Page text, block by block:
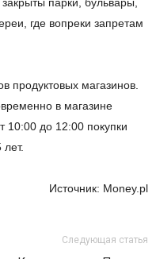
парки, бульвары,
где вопреки запретам
продуктовых магазинов.
в магазине
10:00 до 12:00 покупки
Источник: Money.pl
Следующая статья